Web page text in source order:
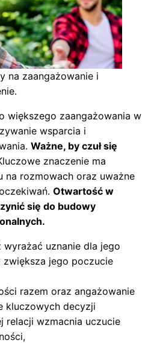
na zaangażowanie i
większego zaangażowania w
wsparcia i
Ważne, by czuł się
znaczenie ma
na rozmowach oraz uważne
Otwartość w
się do budowy
uznanie dla jego
zwiększa jego poczucie
razem oraz angażowanie
kluczowych decyzji
relacji wzmacnia uczucie